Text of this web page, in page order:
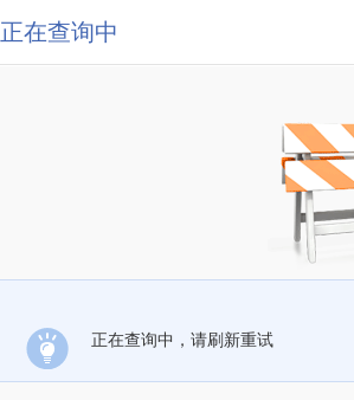
正在查询中
正在查询中，请刷新重试